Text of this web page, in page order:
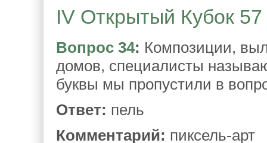
IV Открытый Кубок
Вопрос 34: Композиции,
домов, специалисты
буквы мы пропустили в
Ответ: пель
Комментарий: пиксель-арт